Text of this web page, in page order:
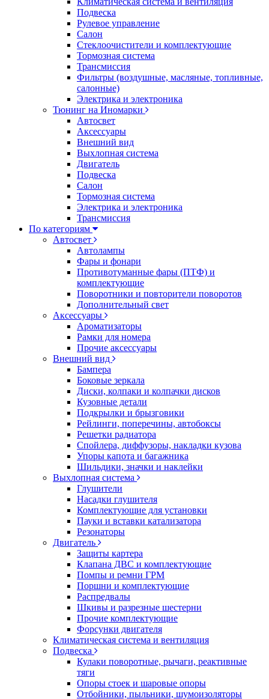
Подвеска
Рулевое управление
Салон
Стеклоочистители и комплектующие
Тормозная система
Трансмиссия
Фильтры (воздушные, масляные, топливные,
салонные)
Электрика и электроника
Тюнинг на Иномарки
Автосвет
Аксессуары
Внешний вид
Выхлопная система
Двигатель
Подвеска
Салон
Тормозная система
Электрика и электроника
Трансмиссия
По категориям
Автосвет
Автолампы
Фары и фонари
Противотуманные фары (ПТФ) и
комплектующие
Поворотники и повторители поворотов
Дополнительный свет
Аксессуары
Ароматизаторы
Рамки для номера
Прочие аксессуары
Внешний вид
Бампера
Боковые зеркала
Диски, колпаки и колпачки дисков
Кузовные детали
Подкрылки и брызговики
Рейлинги, поперечины, автобоксы
Решетки радиатора
Спойлера, диффузоры, накладки кузова
Упоры капота и багажника
Шильдики, значки и наклейки
Выхлопная система
Глушители
Насадки глушителя
Комплектующие для установки
Пауки и вставки катализатора
Резонаторы
Двигатель
Защиты картера
Клапана ДВС и комплектующие
Помпы и ремни ГРМ
Поршни и комплектующие
Распредвалы
Шкивы и разрезные шестерни
Прочие комплектующие
Форсунки двигателя
Климатическая система и вентиляция
Подвеска
Кулаки поворотные, рычаги, реактивные
тяги
Опоры стоек и шаровые опоры
Отбойники, пыльники, шумоизоляторы